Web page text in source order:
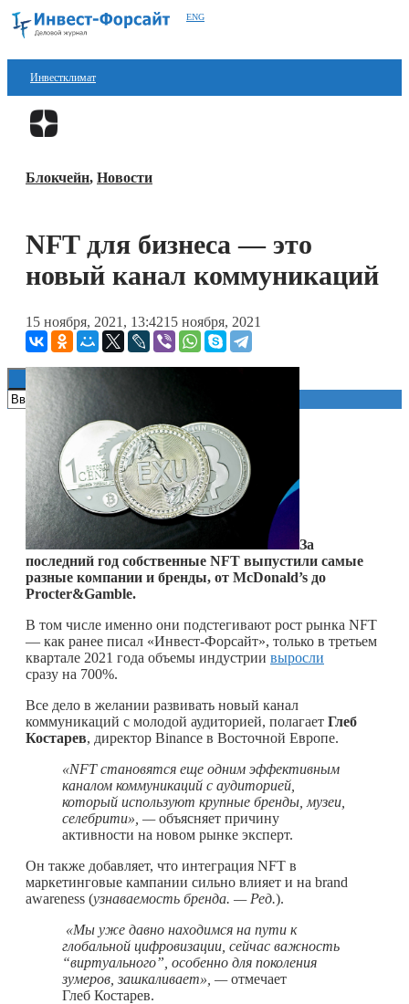
ENG
Инвестклимат
Финансы
Блокчейн
Книги
Блокчейн, Новости
NFT для бизнеса — это
новый канал коммуникаций
15 ноября, 2021, 13:4215 ноября, 2021
За
последний год собственные NFT выпустили самые
разные компании и бренды, от McDonald’s до
Procter&Gamble.
В том числе именно они подстегивают рост рынка NFT
— как ранее писал «Инвест-Форсайт», только в третьем
квартале 2021 года объемы индустрии выросли
сразу на 700%.
Все дело в желании развивать новый канал
коммуникаций с молодой аудиторией, полагает Глеб
Костарев, директор Binance в Восточной Европе.
«NFT становятся еще одним эффективным
каналом коммуникаций с аудиторией,
который используют крупные бренды, музеи,
селебрити», —объясняет причину
активности на новом рынке эксперт.
Он также добавляет, что интеграция NFT в
маркетинговые кампании сильно влияет и на brand
awareness (узнаваемость бренда. — Ред.).
«Мы уже давно находимся на пути к
глобальной цифровизации, сейчас важность
“виртуального”, особенно для поколения
зумеров, зашкаливает», —отмечает
Глеб Костарев.